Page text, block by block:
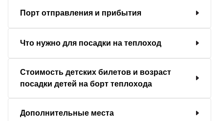
Порт отправления и прибытия
Что нужно для посадки на теплоход
Стоимость детских билетов и возраст
посадки детей на борт теплохода
Дополнительные места